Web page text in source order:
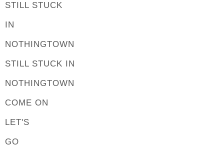
STILL STUCK
IN
NOTHINGTOWN
STILL STUCK IN
NOTHINGTOWN
COME ON
LET'S
GO